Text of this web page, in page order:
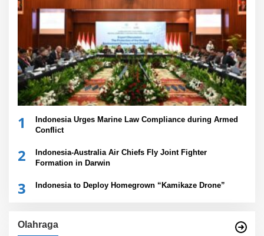
1
Indonesia Urges Marine Law Compliance during Armed
Conflict
2
Indonesia-Australia Air Chiefs Fly Joint Fighter
Formation in Darwin
3 Indonesia to Deploy Homegrown “Kamikaze Drone”
Olahraga